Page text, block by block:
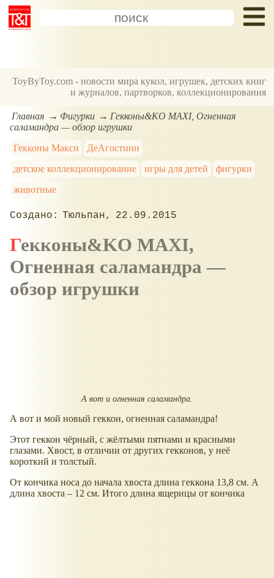
ToyByToy.com - новости мира кукол, игрушек, детских книг
и журналов, партворков, коллекционирования
Главная Фигурки
Гекконы&KO MAXI, Огненная
саламандра — обзор игрушки
Гекконы Макси
ДеАгостини
детское коллекционирование
игры для детей
фигурки
животные
Тюльпан 22.09.2015
Гекконы&KO MAXI,
Огненная саламандра —
обзор игрушки
А вот и огненная саламандра.
А вот и мой новый геккон, огненная саламандра!
Этот геккон чёрный, с жёлтыми пятнами и красными
глазами. Хвост, в отличии от других гекконов, у неё
короткий и толстый.
От кончика носа до начала хвоста длина геккона 13,8 см. А
длина хвоста – 12 см. Итого длина ящерицы от кончика